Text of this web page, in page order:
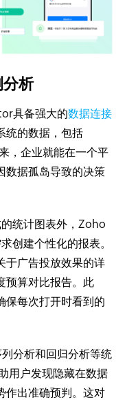
分析
具备强大的数据连接
统的数据，包括
，企业就能在一个平
数据孤岛导致的决策
统计图表外，Zoho
创建个性化的报表。
于广告投放效果的详
预算对比报告。此
保每次打开时看到的
分析和回归分析等统
用户发现隐藏在数据
作出准确预判。这对